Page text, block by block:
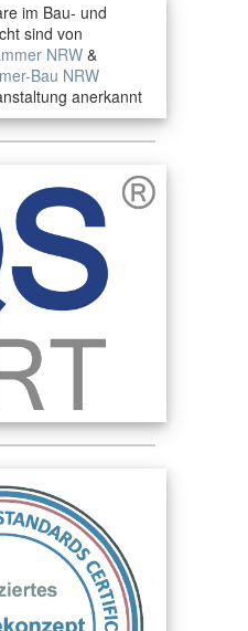
im Bau- und
sind von
NRW&
Bau NRW
anerkannt